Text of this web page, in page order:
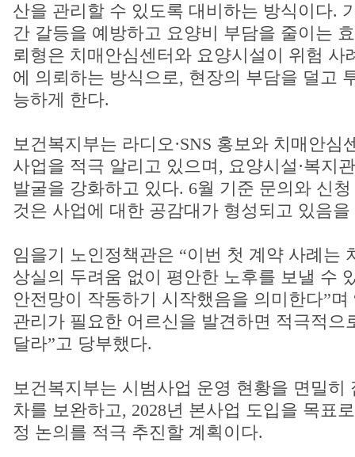
산을 관리할 수 있도록 대비하는 방식이다.
간 갈등을 예방하고 요양비 부담을 줄이는
뢰형은 치매안심센터와 요양시설이 위험 사
에 의뢰하는 방식으로, 현장의 부담을 덜고
능하게 한다.
보건복지부는 라디오·SNS 홍보와 치매안심
사업을 적극 알리고 있으며, 요양시설·복지
발굴을 강화하고 있다. 6월 기준 문의와 신
것은 사업에 대한 공감대가 형성되고 있음
임을기 노인정책관은 “이번 첫 계약 사례는
상실의 두려움 없이 평안한 노후를 보낼 수
안전망이 작동하기 시작했음을 의미한다”
관리가 필요한 어르신을 발견하면 적극적으
달라”고 당부했다.
보건복지부는 시범사업 운영 현황을 면밀히
차를 보완하고, 2028년 본사업 도입을 목표
정 논의를 적극 추진할 계획이다.